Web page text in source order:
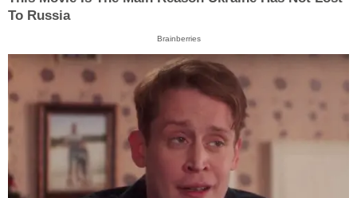
To Russia
Brainberries